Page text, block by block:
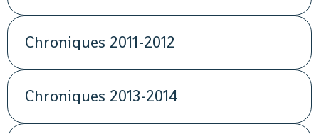
Chroniques 2011-2012
Chroniques 2013-2014